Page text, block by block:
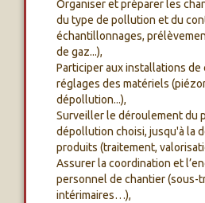
Organiser et préparer les
du type de pollution et du
échantillonnages,
de gaz...),
Participer aux installations de
réglages des matériels
dépollution...),
Surveiller le déroulement du
dépollution choisi, jusqu'à la
produits (traitement,
Assurer la coordination et
personnel de chantier (sous-
intérimaires…),